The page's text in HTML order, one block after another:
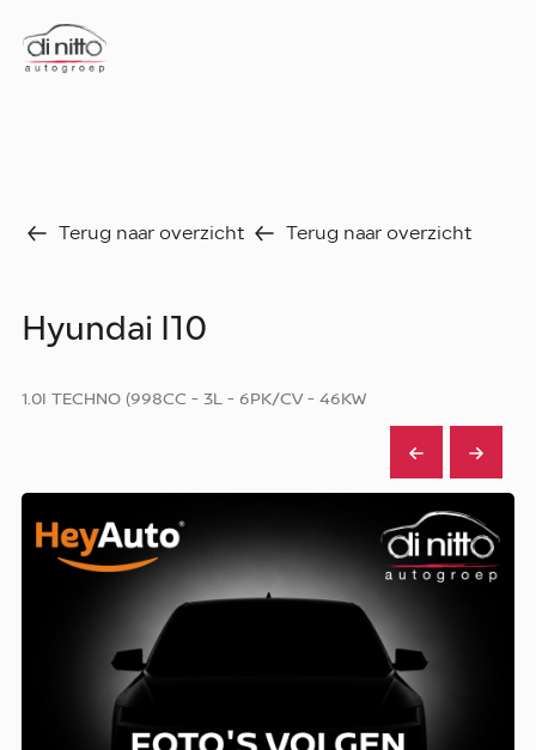
Vergelijk
Diensten
Autoverhuur
Terug naar overzicht Terug naar overzicht
Hyundai I10
1.0I TECHNO (998CC - 3L - 6PK/CV - 46KW